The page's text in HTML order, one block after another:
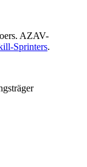
AZAV-
Sprinters.